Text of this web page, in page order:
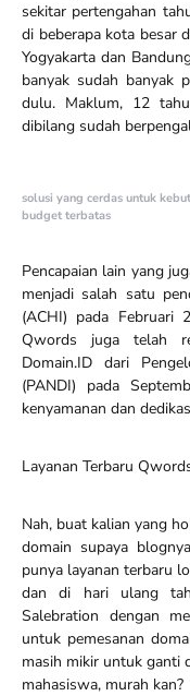
sekitar pertengahan
di beberapa kota besar
Yogyakarta dan
banyak sudah banyak
dulu. Maklum, 12
dibilang sudah
solusi yang cerdas untuk
budget terbatas
Pencapaian lain yang
menjadi salah satu
(ACHI) pada Februari
Qwords juga telah
Domain.ID dari
(PANDI) pada
kenyamanan dan
Layanan Terbaru
Nah, buat kalian yang
domain supaya
punya layanan terbaru
dan di hari ulang
Salebration dengan
untuk pemesanan
masih mikir untuk ganti
mahasiswa, murah kan?